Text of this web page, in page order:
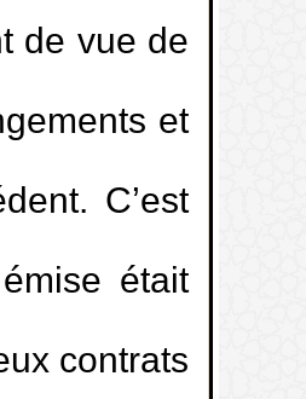
de vue de
et
C’est
était
contrats